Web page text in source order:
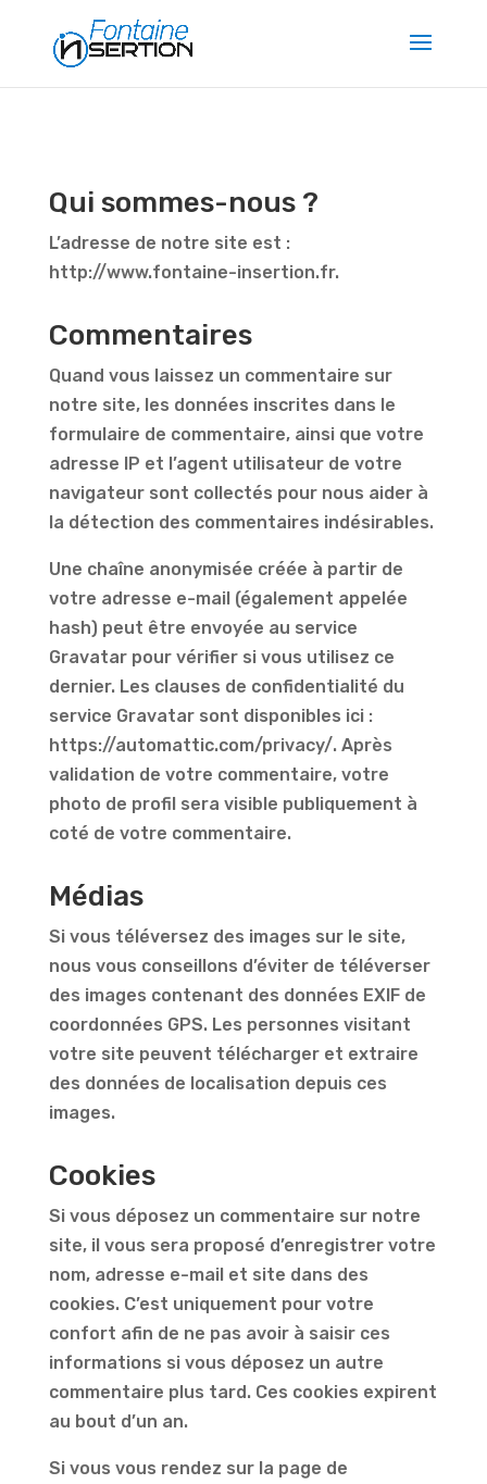
Qui sommes-nous ?
L’adresse de notre site est :
http://www.fontaine-insertion.fr.
Commentaires
Quand vous laissez un commentaire sur
notre site, les données inscrites dans le
formulaire de commentaire, ainsi que votre
adresse IP et l’agent utilisateur de votre
navigateur sont collectés pour nous aider à
la détection des commentaires indésirables.
Une chaîne anonymisée créée à partir de
votre adresse e-mail (également appelée
hash) peut être envoyée au service
Gravatar pour vérifier si vous utilisez ce
dernier. Les clauses de confidentialité du
service Gravatar sont disponibles ici :
https://automattic.com/privacy/. Après
validation de votre commentaire, votre
photo de profil sera visible publiquement à
coté de votre commentaire.
Médias
Si vous téléversez des images sur le site,
nous vous conseillons d’éviter de téléverser
des images contenant des données EXIF de
coordonnées GPS. Les personnes visitant
votre site peuvent télécharger et extraire
des données de localisation depuis ces
images.
Cookies
Si vous déposez un commentaire sur notre
site, il vous sera proposé d’enregistrer votre
nom, adresse e-mail et site dans des
cookies. C’est uniquement pour votre
confort afin de ne pas avoir à saisir ces
informations si vous déposez un autre
commentaire plus tard. Ces cookies expirent
au bout d’un an.
Si vous vous rendez sur la page de